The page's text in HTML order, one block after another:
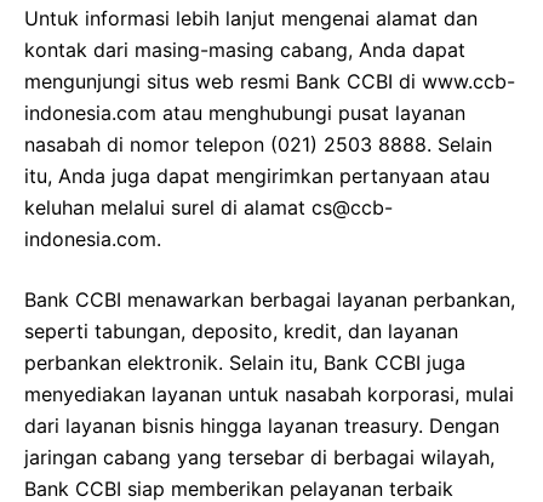
Untuk informasi lebih lanjut mengenai alamat dan
kontak dari masing-masing cabang, Anda dapat
mengunjungi situs web resmi Bank CCBI di www.ccb-
indonesia.com atau menghubungi pusat layanan
nasabah di nomor telepon (021) 2503 8888. Selain
itu, Anda juga dapat mengirimkan pertanyaan atau
keluhan melalui surel di alamat cs@ccb-
indonesia.com.
Bank CCBI menawarkan berbagai layanan perbankan,
seperti tabungan, deposito, kredit, dan layanan
perbankan elektronik. Selain itu, Bank CCBI juga
menyediakan layanan untuk nasabah korporasi, mulai
dari layanan bisnis hingga layanan treasury. Dengan
jaringan cabang yang tersebar di berbagai wilayah,
Bank CCBI siap memberikan pelayanan terbaik